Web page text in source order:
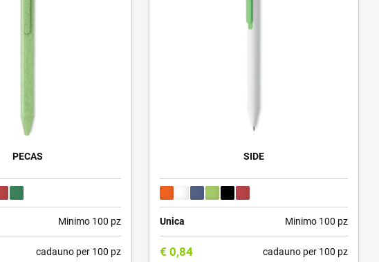
PECAS
Minimo 100 pz
cadauno per 100 pz
SIDE
Unica Minimo 100 pz
€ 0,84 cadauno per 100 pz